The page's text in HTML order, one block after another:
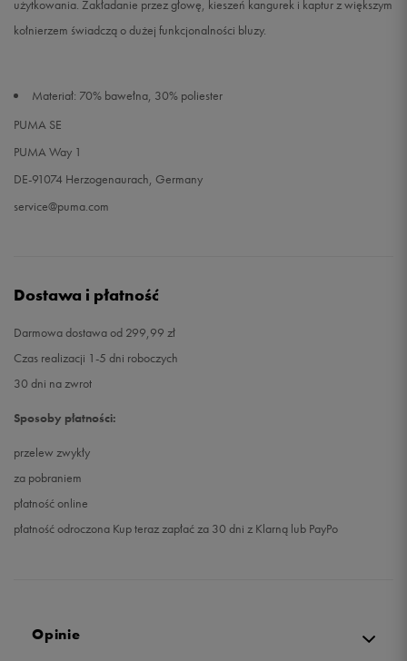
użytkowania. Zakładanie przez głowę, kieszeń kangurek i kaptur z większym
kołnierzem świadczą o dużej funkcjonalności bluzy.
Materiał: 70% bawełna, 30% poliester
PUMA SE
PUMA Way 1
DE-91074 Herzogenaurach, Germany
service@puma.com
Dostawa i płatność
Darmowa dostawa od 299,99 zł
Czas realizacji 1-5 dni roboczych
30 dni na zwrot
Sposoby płatności:
przelew zwykły
za pobraniem
płatność online
płatność odroczona Kup teraz zapłać za 30 dni z Klarną lub PayPo
Opinie